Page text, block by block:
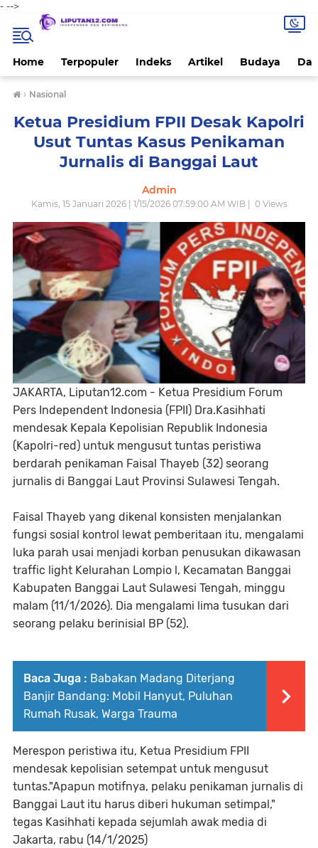
- -->
Home Terpopuler Indeks Artikel Budaya
› Nasional
Ketua Presidium FPII Desak Kapolri
Usut Tuntas Kasus Penikaman
Jurnalis di Banggai Laut
Admin
Kamis, 15 Januari 2026 | 1/15/2026 07:59:00 AM WIB | 0Views
JAKARTA, Liputan12.com - Ketua Presidium Forum
Pers Independent Indonesia (FPII) Dra.Kasihhati
mendesak Kepala Kepolisian Republik Indonesia
(Kapolri-red) untuk mengusut tuntas peristiwa
berdarah penikaman Faisal Thayeb (32) seorang
jurnalis di Banggai Laut Provinsi Sulawesi Tengah.
Faisal Thayeb yang dikenal konsisten menjalankan
fungsi sosial kontrol lewat pemberitaan itu, mengalami
luka parah usai menjadi korban penusukan dikawasan
traffic light Kelurahan Lompio l, Kecamatan Banggai
Kabupaten Banggai Laut Sulawesi Tengah, minggu
malam (11/1/2026). Dia mengalami lima tusukan dari
seorang pelaku berinisial BP (52).
Baca Juga : Babakan Madang Diterjang
Banjir Bandang: Mobil Hanyut, Puluhan
Rumah Rusak, Warga Trauma
Merespon peristiwa itu, Ketua Presidium FPII
mendesak kepolisian setempat untuk mengusut
tuntas."Apapun motifnya, pelaku penikaman jurnalis di
Banggai Laut itu harus diberi hukuman setimpal,"
tegas Kasihhati kepada sejumlah awak media di
Jakarta, rabu (14/1/2025)